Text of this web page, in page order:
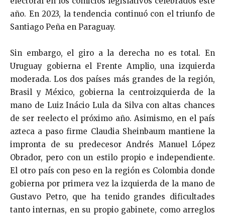
año. En 2023, la tendencia continuó con el triunfo de
Santiago Peña en Paraguay.
Sin embargo, el giro a la derecha no es total. En
Uruguay gobierna el Frente Amplio, una izquierda
moderada. Los dos países más grandes de la región,
Brasil y México, gobierna la centroizquierda de la
mano de Luiz Inácio Lula da Silva con altas chances
de ser reelecto el próximo año. Asimismo, en el país
azteca a paso firme Claudia Sheinbaum mantiene la
impronta de su predecesor Andrés Manuel López
Obrador, pero con un estilo propio e independiente.
El otro país con peso en la región es Colombia donde
gobierna por primera vez la izquierda de la mano de
Gustavo Petro, que ha tenido grandes dificultades
tanto internas, en su propio gabinete, como arreglos